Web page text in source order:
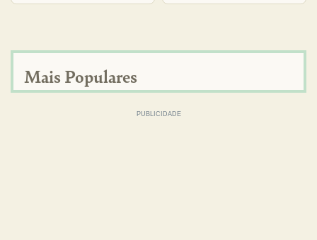
Mais Populares